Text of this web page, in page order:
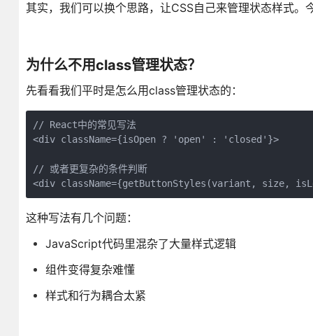
其实，我们可以换个思路，让CSS自己来管理状态样式
为什么不用class管理状态？
先看看我们平时是怎么用class管理状态的：
// React中的常见写法
<div className={isOpen ? 'open' : 'closed'}>
// 或者更复杂的条件判断
<div className={getButtonStyles(variant, size,
这种写法有几个问题：
JavaScript代码里混杂了大量样式逻辑
组件变得复杂难懂
样式和行为耦合太紧